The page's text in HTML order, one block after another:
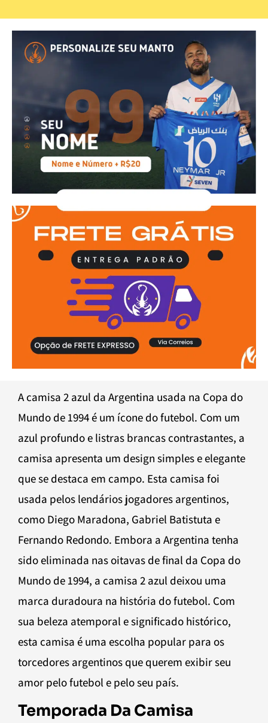
A camisa 2 azul da Argentina usada na Copa do
Mundo de 1994 é um ícone do futebol. Com um
azul profundo e listras brancas contrastantes, a
camisa apresenta um design simples e elegante
que se destaca em campo. Esta camisa foi
usada pelos lendários jogadores argentinos,
como Diego Maradona, Gabriel Batistuta e
Fernando Redondo. Embora a Argentina tenha
sido eliminada nas oitavas de final da Copa do
Mundo de 1994, a camisa 2 azul deixou uma
marca duradoura na história do futebol. Com
sua beleza atemporal e significado histórico,
esta camisa é uma escolha popular para os
torcedores argentinos que querem exibir seu
amor pelo futebol e pelo seu país.
Temporada Da Camisa